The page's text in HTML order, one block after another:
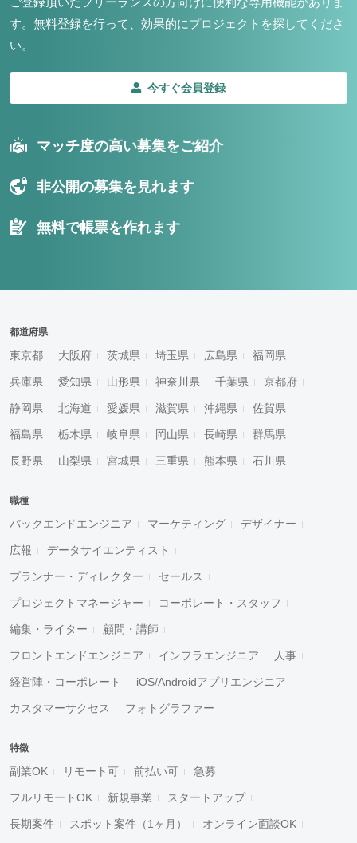
す。 無料登録を行って、効果的にプロジェクトを探してくださ
い。
今すぐ会員登録
マッチ度の高い募集をご紹介
非公開の募集を見れます
無料で帳票を作れます
都道府県
東京都 大阪府 茨城県 埼玉県 広島県 福岡県
兵庫県 愛知県 山形県 神奈川県 千葉県 京都府
静岡県 北海道 愛媛県 滋賀県 沖縄県 佐賀県
福島県 栃木県 岐阜県 岡山県 長崎県 群馬県
長野県 山梨県 宮城県 三重県 熊本県 石川県
職種
バックエンドエンジニア マーケティング デザイナー
広報 データサイエンティスト
プランナー・ディレクター セールス
プロジェクトマネージャー コーポレート・スタッフ
編集・ライター 顧問・講師
フロントエンドエンジニア インフラエンジニア 人事
経営陣・コーポレート iOS/Androidアプリエンジニア
カスタマーサクセス フォトグラファー
特徴
副業OK リモート可 前払い可 急募
フルリモートOK 新規事業 スタートアップ
長期案件 スポット案件（1ヶ月） オンライン面談OK